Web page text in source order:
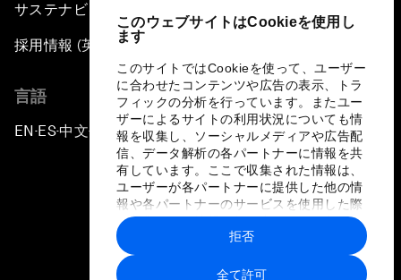
このウェブサイトはCookieを使用し
ます
このサイトではCookieを使って、ユーザー
に合わせたコンテンツや広告の表示、トラ
フィックの分析を行っています。またユー
ザーによるサイトの利用状況についても情
報を収集し、ソーシャルメディアや広告配
信、データ解析の各パートナーに情報を共
有しています。ここで収集された情報は、
ユーザーが各パートナーに提供した他の情
報や各パートナーのサービスを使用した際
に収集された情報と組み合わされ、各パー
トナーによって使用されることがありま
す。
全て許可
拒否
サステナビリティへの取り組み
採用情報 (英語のみ)
言語
EN ▪ES▪中文▪ 日本語
プライバシーポリシーと利用規約